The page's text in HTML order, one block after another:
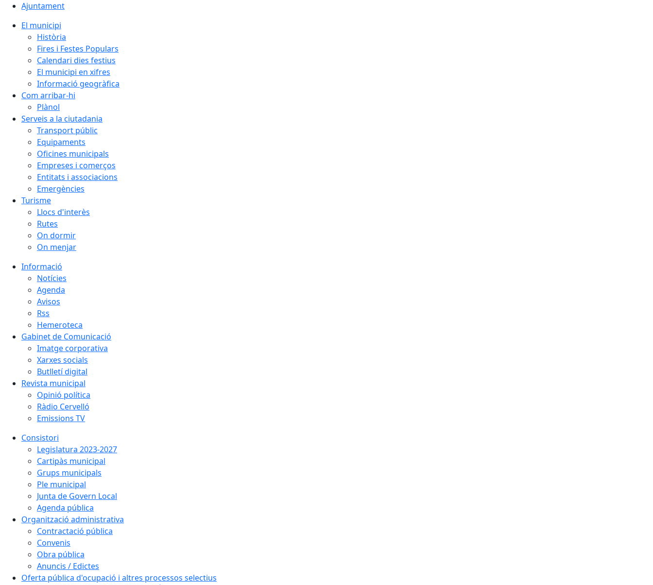
Ajuntament
El municipi
Història
Fires i Festes Populars
Calendari dies festius
El municipi en xifres
Informació geogràfica
Com arribar-hi
Plànol
Serveis a la ciutadania
Transport públic
Equipaments
Oficines municipals
Empreses i comerços
Entitats i associacions
Emergències
Turisme
Llocs d'interès
Rutes
On dormir
On menjar
Informació
Notícies
Agenda
Avisos
Rss
Hemeroteca
Gabinet de Comunicació
Imatge corporativa
Xarxes socials
Butlletí digital
Revista municipal
Opinió política
Ràdio Cervelló
Emissions TV
Consistori
Legislatura 2023-2027
Cartipàs municipal
Grups municipals
Ple municipal
Junta de Govern Local
Agenda pública
Organització administrativa
Contractació pública
Convenis
Obra pública
Anuncis / Edictes
Oferta pública d'ocupació i altres processos selectius